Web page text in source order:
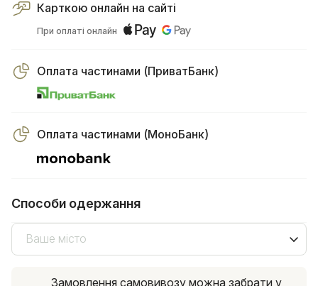
Карткою онлайн на сайті
При оплаті онлайн
Оплата частинами (ПриватБанк)
Оплата частинами (МоноБанк)
Способи одержання
Ваше місто
Замовлення самовивозу можна забрати у